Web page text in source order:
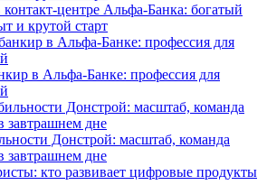
центре Альфа-Банка: богатый
и крутой старт
в Альфа-Банке: профессия для
Донстрой: масштаб, команда
завтрашнем дне